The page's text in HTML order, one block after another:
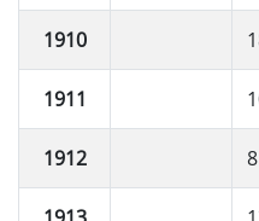
1910
1911
1912 8